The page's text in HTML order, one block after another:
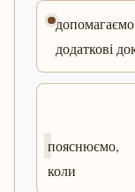
додаткові
пояснюємо,
коли